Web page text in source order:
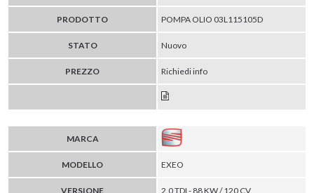
PRODOTTO POMPA OLIO 03L115105D
STATO Nuovo
PREZZO Richiedi info
MARCA
MODELLO EXEO
VERSIONE 2.0 TDI - 88 KW / 120 CV